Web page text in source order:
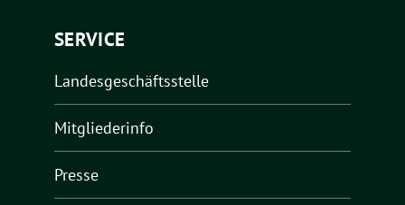
SERVICE
Landesgeschäftsstelle
Mitgliederinfo
Presse